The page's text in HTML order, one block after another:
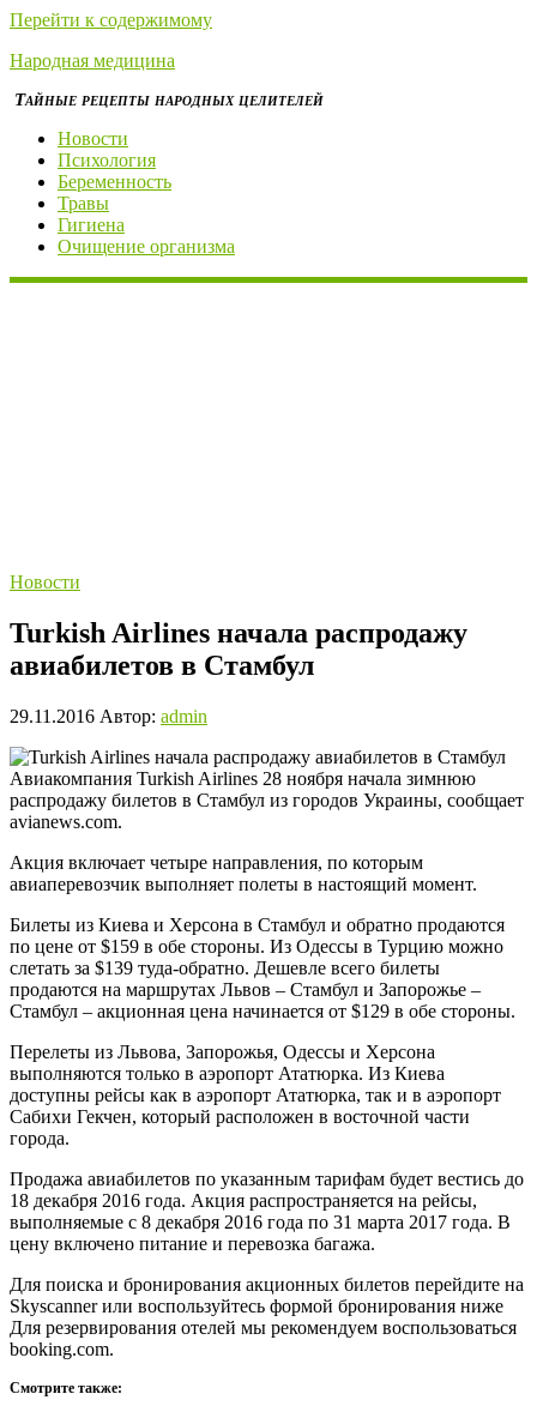
Перейти к содержимому
Народная медицина
Тайные рецепты народных целителей
Новости
Психология
Беременность
Травы
Гигиена
Очищение организма
Новости
Turkish Airlines начала распродажу
авиабилетов в Стамбул
29.11.2016 Автор: admin
Авиакомпания Turkish Airlines 28 ноября начала зимнюю
распродажу билетов в Стамбул из городов Украины, сообщает
avianews.com.
Акция включает четыре направления, по которым
авиаперевозчик выполняет полеты в настоящий момент.
Билеты из Киева и Херсона в Стамбул и обратно продаются
по цене от $159 в обе стороны. Из Одессы в Турцию можно
слетать за $139 туда-обратно. Дешевле всего билеты
продаются на маршрутах Львов – Стамбул и Запорожье –
Стамбул – акционная цена начинается от $129 в обе стороны.
Перелеты из Львова, Запорожья, Одессы и Херсона
выполняются только в аэропорт Ататюрка. Из Киева
доступны рейсы как в аэропорт Ататюрка, так и в аэропорт
Сабихи Гекчен, который расположен в восточной части
города.
Продажа авиабилетов по указанным тарифам будет вестись до
18 декабря 2016 года. Акция распространяется на рейсы,
выполняемые с 8 декабря 2016 года по 31 марта 2017 года. В
цену включено питание и перевозка багажа.
Для поиска и бронирования акционных билетов перейдите на
Skyscanner или воспользуйтесь формой бронирования ниже
Для резервирования отелей мы рекомендуем воспользоваться
booking.com.
Смотрите также: